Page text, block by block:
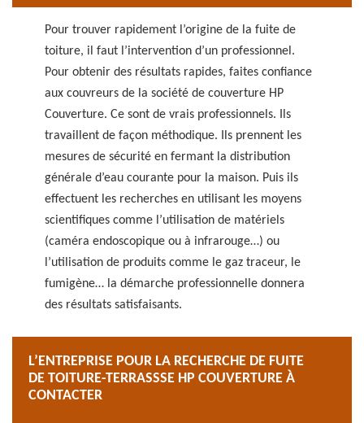
Pour trouver rapidement l’origine de la fuite de
toiture, il faut l’intervention d’un professionnel.
Pour obtenir des résultats rapides, faites confiance
aux couvreurs de la société de couverture HP
Couverture. Ce sont de vrais professionnels. Ils
travaillent de façon méthodique. Ils prennent les
mesures de sécurité en fermant la distribution
générale d’eau courante pour la maison. Puis ils
effectuent les recherches en utilisant les moyens
scientifiques comme l’utilisation de matériels
(caméra endoscopique ou à infrarouge…) ou
l’utilisation de produits comme le gaz traceur, le
fumigène… la démarche professionnelle donnera
des résultats satisfaisants.
L’ENTREPRISE POUR LA RECHERCHE DE FUITE
DE TOITURE-TERRASSSE HP COUVERTURE À
CONTACTER